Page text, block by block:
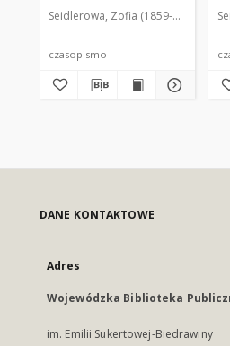
kobiecym, 1912 R. 48, nr
Seidlerowa, Zofia (1859-1919).
czasopismo
DANE KONTAKTOWE
Adres
Wojewódzka Biblioteka
im. Emilii Sukertowej-Biedrawiny